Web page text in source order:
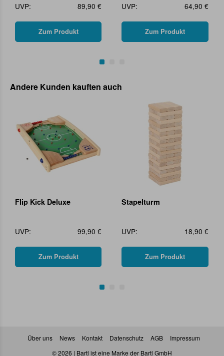
UVP: 89,90 €
Zum Produkt
UVP: 64,90 €
Zum Produkt
Andere Kunden kauften auch
Flip Kick Deluxe
UVP: 99,90 €
Zum Produkt
Stapelturm
UVP: 18,90 €
Zum Produkt
© 2026 | Bartl ist eine Marke der Bartl GmbH
Über uns News Kontakt Datenschutz AGB Impressum